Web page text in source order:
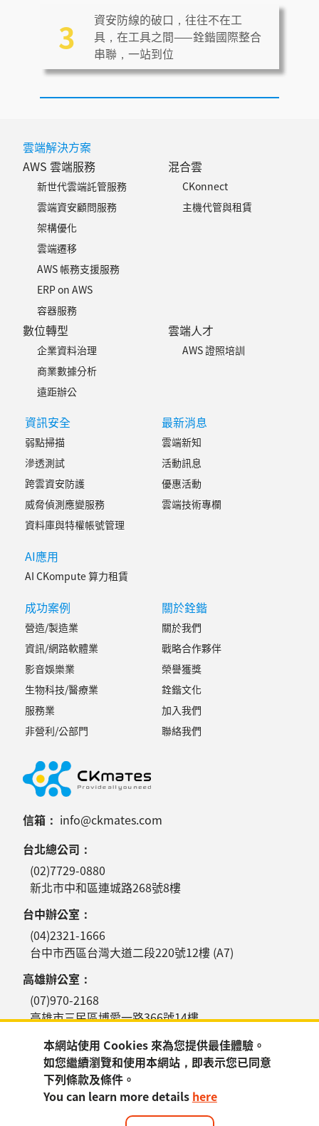
3
資安防線的破口，往往不在工
具，在工具之間——銓鍇國際整合
串聯，一站到位
本網站使用 Cookies 來為您提供最佳體驗。
如您繼續瀏覽和使用本網站，即表示您已同意
下列條款及條件。
You can learn more details here
雲端解決方案
AWS 雲端服務
新世代雲端託管服務
雲端資安顧問服務
架構優化
雲端遷移
AWS 帳務支援服務
ERP on AWS
容器服務
混合雲
CKonnect
主機代管與租賃
數位轉型
企業資料治理
商業數據分析
遠距辦公
雲端人才
AWS 證照培訓
資訊安全
弱點掃描
滲透測試
跨雲資安防護
威脅偵測應變服務
資料庫與特權帳號管理
最新消息
雲端新知
活動訊息
優惠活動
雲端技術專欄
AI應用
AI CKompute 算力租賃
成功案例
營造/製造業
資訊/網路軟體業
影音娛樂業
生物科技/醫療業
服務業
非營利/公部門
關於銓鍇
關於我們
戰略合作夥伴
榮譽獲獎
銓鍇文化
加入我們
聯絡我們
信箱： info@ckmates.com
台北總公司：
(02)7729-0880
新北市中和區連城路268號8樓
台中辦公室：
(04)2321-1666
台中市西區台灣大道二段220號12樓 (A7)
高雄辦公室：
(07)970-2168
高雄市三民區博愛一路366號14樓